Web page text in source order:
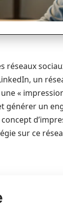
réseaux
un
«
générer un
sur ce